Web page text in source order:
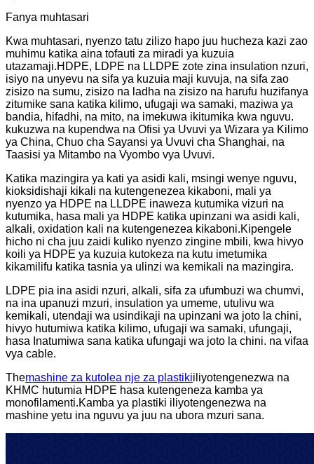
Fanya muhtasari
Kwa muhtasari, nyenzo tatu zilizo hapo juu hucheza kazi zao
muhimu katika aina tofauti za miradi ya kuzuia
utazamaji.HDPE, LDPE na LLDPE zote zina insulation nzuri,
isiyo na unyevu na sifa ya kuzuia maji kuvuja, na sifa zao
zisizo na sumu, zisizo na ladha na zisizo na harufu huzifanya
zitumike sana katika kilimo, ufugaji wa samaki, maziwa ya
bandia, hifadhi, na mito, na imekuwa ikitumika kwa nguvu.
kukuzwa na kupendwa na Ofisi ya Uvuvi ya Wizara ya Kilimo
ya China, Chuo cha Sayansi ya Uvuvi cha Shanghai, na
Taasisi ya Mitambo na Vyombo vya Uvuvi.
Katika mazingira ya kati ya asidi kali, msingi wenye nguvu,
kioksidishaji kikali na kutengenezea kikaboni, mali ya
nyenzo ya HDPE na LLDPE inaweza kutumika vizuri na
kutumika, hasa mali ya HDPE katika upinzani wa asidi kali,
alkali, oxidation kali na kutengenezea kikaboni.Kipengele
hicho ni cha juu zaidi kuliko nyenzo zingine mbili, kwa hivyo
koili ya HDPE ya kuzuia kutokeza na kutu imetumika
kikamilifu katika tasnia ya ulinzi wa kemikali na mazingira.
LDPE pia ina asidi nzuri, alkali, sifa za ufumbuzi wa chumvi,
na ina upanuzi mzuri, insulation ya umeme, utulivu wa
kemikali, utendaji wa usindikaji na upinzani wa joto la chini,
hivyo hutumiwa katika kilimo, ufugaji wa samaki, ufungaji,
hasa Inatumiwa sana katika ufungaji wa joto la chini. na vifaa
vya cable.
Themashine za kutolea nje za plastikiiliyotengenezwa na
KHMC hutumia HDPE hasa kutengeneza kamba ya
monofilamenti.Kamba ya plastiki iliyotengenezwa na
mashine yetu ina nguvu ya juu na ubora mzuri sana.